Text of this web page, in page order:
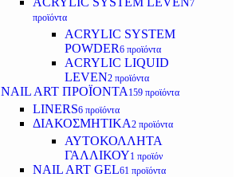
7
προϊόντα
ACRYLIC SYSTEM
POWDER6 προϊόντα
ACRYLIC LIQUID
LEVEN2 προϊόντα
NAIL ART ΠΡΟΪΟΝΤΑ 159 προϊόντα
LINERS6 προϊόντα
ΔΙΑΚΟΣΜΗΤΙΚΑ2 προϊόντα
ΑΥΤΟΚΟΛΛΗΤΑ
ΓΑΛΛΙΚΟΥ1 προϊόν
NAIL ART GEL61 προϊόντα